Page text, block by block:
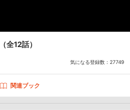
（全12話）
気になる登録数： 27749
関連ブック